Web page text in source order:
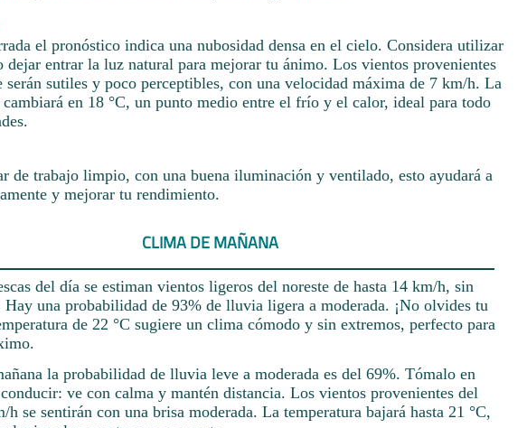
el pronóstico indica una nubosidad densa en el cielo. Considera utilizar
dejar entrar la luz natural para mejorar tu ánimo. Los vientos provenientes
serán sutiles y poco perceptibles, con una velocidad máxima de 7 km/h. La
cambiará en 18 °C, un punto medio entre el frío y el calor, ideal para todo
de trabajo limpio, con una buena iluminación y ventilado, esto ayudará a
y mejorar tu rendimiento.
CLIMA DE MAÑANA
del día se estiman vientos ligeros del noreste de hasta 14 km/h, sin
Hay una probabilidad de 93% de lluvia ligera a moderada. ¡No olvides tu
de 22 °C sugiere un clima cómodo y sin extremos, perfecto para
la probabilidad de lluvia leve a moderada es del 69%. Tómalo en
ve con calma y mantén distancia. Los vientos provenientes del
h se sentirán con una brisa moderada. La temperatura bajará hasta 21 °C,